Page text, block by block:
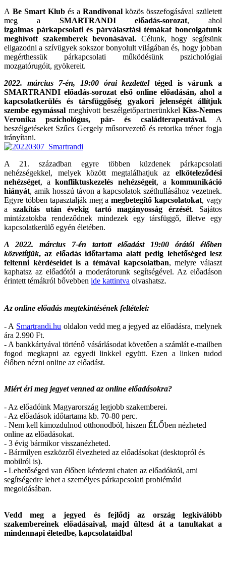
A Be Smart Klub és a Randivonal közös összefogásával született
meg a SMARTRANDI előadás-sorozat, ahol
izgalmas párkapcsolati és párválasztási témákat boncolgatunk
meghívott szakemberek bevonásával. Célunk, hogy segítsünk
eligazodni a szívügyek sokszor bonyolult világában és, hogy jobban
megérthessük párkapcsolati működésünk pszichológiai
mozgatórugóit, gyökereit.
2022. március 7-én, 19:00 órai kezdetteltéged is várunk a
SMARTRANDI előadás-sorozat első online előadásán, ahol a
kapcsolatkerülés és társfüggőség gyakori jelenségét állítjuk
szembe egymással meghívott beszélgetőpartnerünkkel Kiss-Nemes
Veronika pszichológus, pár- és családterapeutával.A
beszélgetéseket Szűcs Gergely műsorvezető és retorika tréner fogja
irányítani.
A 21. században egyre többen küzdenek párkapcsolati
nehézségekkel, melyek között megtalálhatjuk az elköteleződési
nehézséget, akonfliktuskezelés nehézségeit, akommunikáció
hiányát, amik hosszú távon a kapcsolatok széthullásához vezetnek.
Egyre többen tapasztalják meg amegbetegítő kapcsolatokat, vagy
aszakítás után évekig tartó magányosság érzését. Sajátos
mintázatokba rendeződnek mindezek egy társfüggő, illetve egy
kapcsolatkerülő egyén életében.
A 2022. március 7-én tartott előadást 19:00 órától élőben
közvetítjük, az előadás időtartama alatt pedig lehetőséged lesz
feltenni kérdéseidet is a témával kapcsolatban, melyre választ
kaphatsz az előadótól a moderátorunk segítségével. Az előadáson
érintett témákról bővebben ide kattintva olvashatsz.
Az online előadás megtekintésének feltételei:
- A Smartrandi.hu oldalon vedd meg a jegyed az előadásra, melynek
ára 2.990 Ft.
- A bankkártyával történő vásárlásodat követően a számlát e-mailben
fogod megkapni az egyedi linkkel együtt. Ezen a linken tudod
élőben nézni online az előadást.
Miért éri meg jegyet venned az online előadásokra?
- Az előadóink Magyarország legjobb szakemberei.
- Az előadások időtartama kb. 70-80 perc.
- Nem kell kimozdulnod otthonodból, hiszen ÉLŐben nézheted
online az előadásokat.
- 3 évig bármikor visszanézheted.
- Bármilyen eszközről élvezheted az előadásokat (desktopról és
mobilról is).
- Lehetőséged van élőben kérdezni chaten az előadóktól, ami
segítségedre lehet a személyes párkapcsolati problémáid
megoldásában.
Vedd meg a jegyed és fejlődj az ország legkiválóbb
szakembereinek előadásaival, majd ültesd át a tanultakat a
mindennapi életedbe, kapcsolataidba!